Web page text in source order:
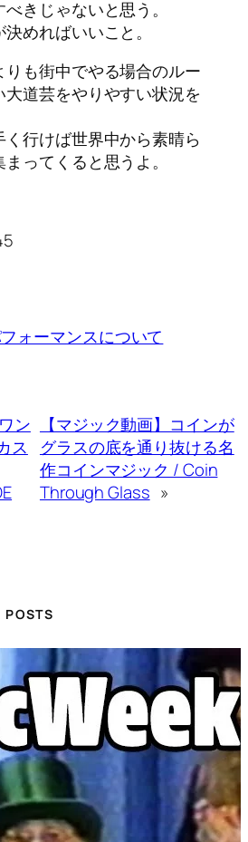
きじゃないと思う。
めればいいこと。
も街中でやる場合のルー
道芸をやりやすい状況を
行けば世界中から素晴ら
ってくると思うよ。
ォーマンスについて
ン
ス
【マジック動画】コインが
グラスの底を通り抜ける名
作コインマジック / Coin
Through Glass »
POSTS